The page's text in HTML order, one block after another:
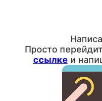
Просто
ссылке и